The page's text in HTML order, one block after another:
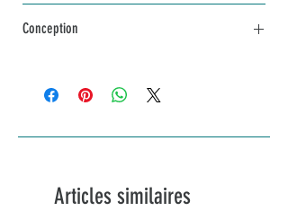
et sur mesure, n’hésitez pas à me contacter
Conception
Articles similaires